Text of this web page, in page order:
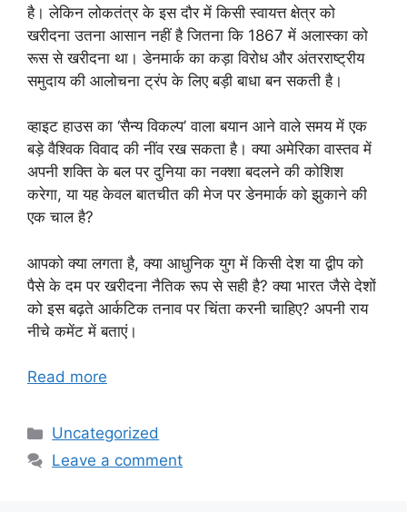
है। लेकिन लोकतंत्र के इस दौर में किसी स्वायत्त क्षेत्र को
खरीदना उतना आसान नहीं है जितना कि 1867 में अलास्का को
रूस से खरीदना था। डेनमार्क का कड़ा विरोध और अंतरराष्ट्रीय
समुदाय की आलोचना ट्रंप के लिए बड़ी बाधा बन सकती है।
व्हाइट हाउस का ‘सैन्य विकल्प’ वाला बयान आने वाले समय में एक
बड़े वैश्विक विवाद की नींव रख सकता है। क्या अमेरिका वास्तव में
अपनी शक्ति के बल पर दुनिया का नक्शा बदलने की कोशिश
करेगा, या यह केवल बातचीत की मेज पर डेनमार्क को झुकाने की
एक चाल है?
आपको क्या लगता है, क्या आधुनिक युग में किसी देश या द्वीप को
पैसे के दम पर खरीदना नैतिक रूप से सही है? क्या भारत जैसे देशों
को इस बढ़ते आर्कटिक तनाव पर चिंता करनी चाहिए? अपनी राय
नीचे कमेंट में बताएं।
Read more
Categories
Uncategorized
Leave a comment